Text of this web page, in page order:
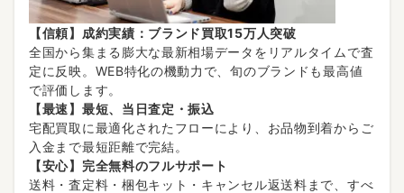
【信頼】成約実績：ブランド買取15万人突破
全国から集まる膨大な最新相場データをリアルタイムで査
定に反映。WEB特化の機動力で、旬のブランドも最高値
で評価します。
【最速】最短、当日査定・振込
宅配買取に最適化されたフローにより、お品物到着からご
入金まで最短距離で完結。
【安心】完全無料のフルサポート
送料・査定料・梱包キット・キャンセル返送料まで、すべ